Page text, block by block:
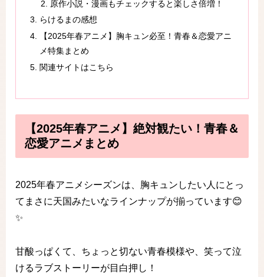
原作小説・漫画もチェックすると楽しさ倍増！
らけるまの感想
【2025年春アニメ】胸キュン必至！青春＆恋愛アニ
メ特集まとめ
関連サイトはこちら
【2025年春アニメ】絶対観たい！青春＆
恋愛アニメまとめ
2025年春アニメシーズンは、胸キュンしたい人にとっ
てまさに天国みたいなラインナップが揃っています😊
✨
甘酸っぱくて、ちょっと切ない青春模様や、笑って泣
けるラブストーリーが目白押し！